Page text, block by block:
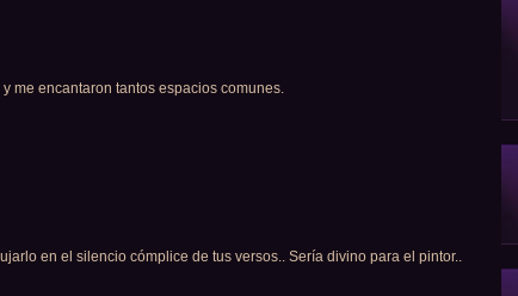
me encantaron tantos espacios comunes.
en el silencio cómplice de tus versos.. Sería divino para el pintor..